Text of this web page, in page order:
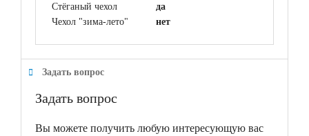
Стёганый чехол
да
Чехол "зима-лето"
нет
Задать вопрос
Задать вопрос
Вы можете получить любую интересующую вас